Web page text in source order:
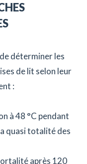
déterminer les
de lit selon leur
:
à 48 °C pendant
quasi totalité des
après 120